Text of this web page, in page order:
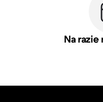
Na razie